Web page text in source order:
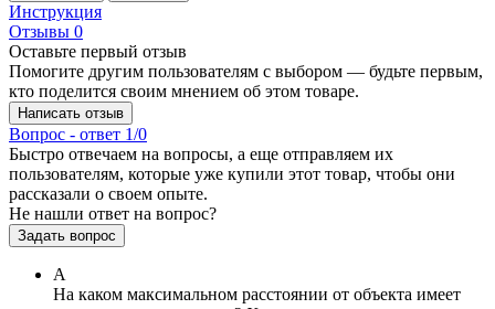
Инструкция
Отзывы 0
Оставьте первый отзыв
Помогите другим пользователям с выбором — будьте первым,
кто поделится своим мнением об этом товаре.
Написать отзыв
Вопрос - ответ 1/0
Быстро отвечаем на вопросы, а еще отправляем их
пользователям, которые уже купили этот товар, чтобы они
рассказали о своем опыте.
Не нашли ответ на вопрос?
Задать вопрос
А
На каком максимальном расстоянии от объекта имеет